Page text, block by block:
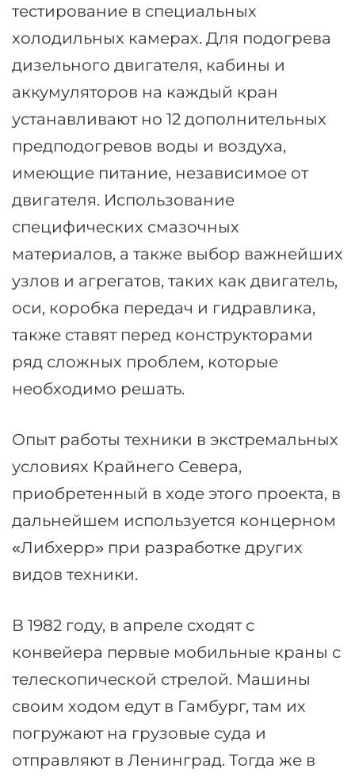
тестирование в специальных
холодильных камерах. Для подогрева
дизельного двигателя, кабины и
аккумуляторов на каждый кран
устанавливают но 12 дополнительных
предподогревов воды и воздуха,
имеющие питание, независимое от
двигателя. Использование
специфических смазочных
материалов, а также выбор важнейших
узлов и агрегатов, таких как двигатель,
оси, коробка передач и гидравлика,
также ставят перед конструкторами
ряд сложных проблем, которые
необходимо решать.
Опыт работы техники в экстремальных
условиях Крайнего Севера,
приобретенный в ходе этого проекта, в
дальнейшем используется концерном
«Либхерр» при разработке других
видов техники.
В 1982 году, в апреле сходят с
конвейера первые мобильные краны с
телескопической стрелой. Машины
своим ходом едут в Гамбург, там их
погружают на грузовые суда и
отправляют в Ленинград. Тогда же в